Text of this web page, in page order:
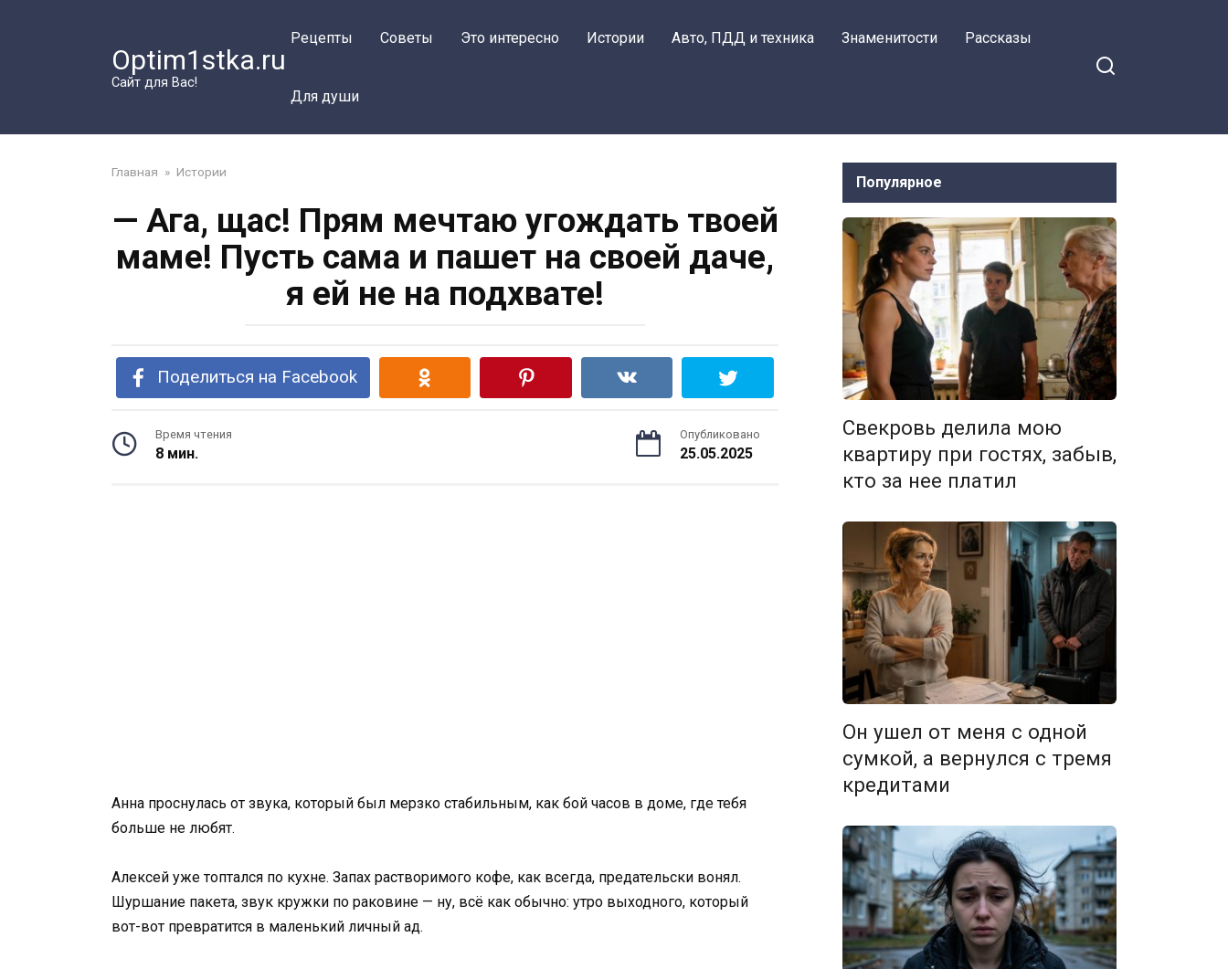
Optim1stka.ru
Сайт для Вас!
Рецепты Советы Это интересно Истории Авто, ПДД и техника Знаменитости Рассказы
Для души
Главная » Истории
— Ага, щас! Прям мечтаю угождать твоей
маме! Пусть сама и пашет на своей даче,
я ей не на подхвате!
Поделиться на Facebook
Время чтения
8 мин.
Опубликовано
25.05.2025
Анна проснулась от звука, который был мерзко стабильным, как бой часов в доме, где тебя
больше не любят.
Алексей уже топтался по кухне. Запах растворимого кофе, как всегда, предательски вонял.
Шуршание пакета, звук кружки по раковине — ну, всё как обычно: утро выходного, который
вот-вот превратится в маленький личный ад.
Популярное
Свекровь делила мою
квартиру при гостях, забыв,
кто за нее платил
Он ушел от меня с одной
сумкой, а вернулся с тремя
кредитами